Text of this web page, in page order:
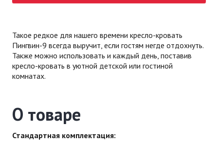
Такое редкое для нашего времени кресло-кровать
Пингвин-9 всегда выручит, если гостям негде отдохнуть.
Также можно использовать и каждый день, поставив
кресло-кровать в уютной детской или гостиной
комнатах.
О товаре
Стандартная комплектация: